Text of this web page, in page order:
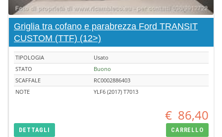
Griglia tra cofano e parabrezza Ford TRANSIT
CUSTOM (TTF) (12>)
TIPOLOGIA
Usato
STATO
Buono
SCAFFALE
RC0002886403
NOTE
YLF6 (2017) T7013
€ 86,40
DETTAGLI CARRELLO